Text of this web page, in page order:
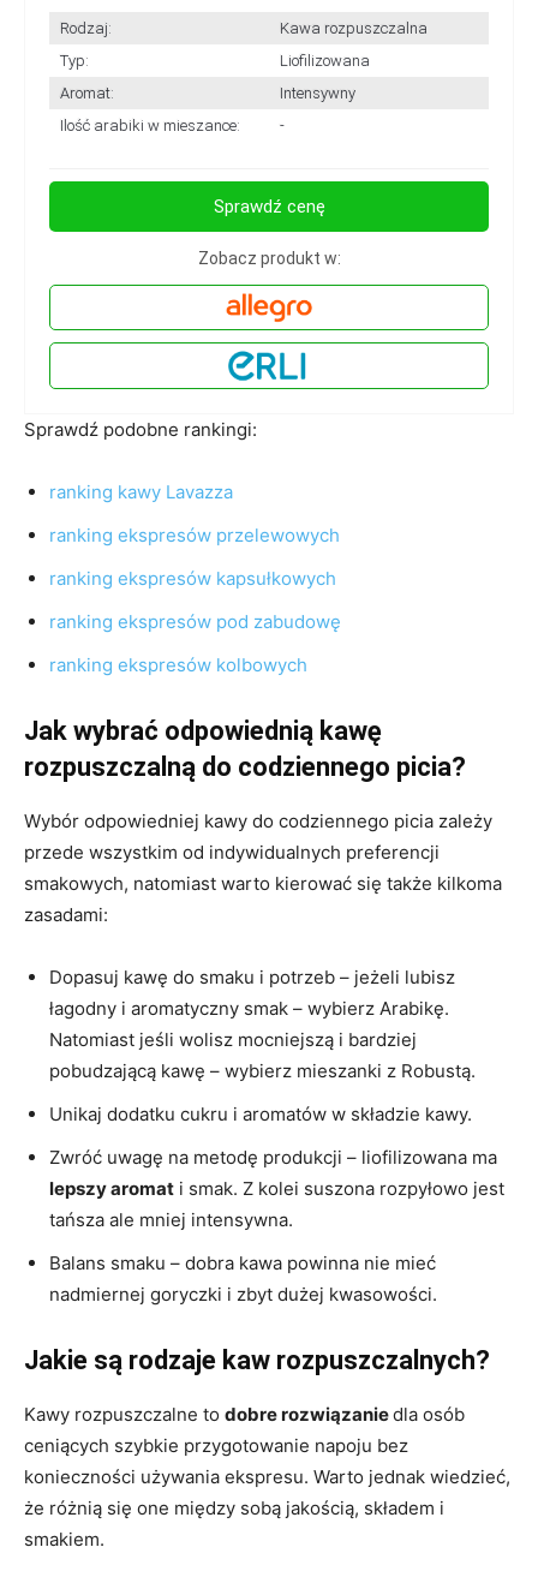
Rodzaj:
Kawa rozpuszczalna
Typ:
Liofilizowana
Aromat:
Intensywny
Ilość arabiki w mieszance:
-
Sprawdź cenę
Zobacz produkt w:
Sprawdź podobne rankingi:
ranking kawy Lavazza
ranking ekspresów przelewowych
ranking ekspresów kapsułkowych
ranking ekspresów pod zabudowę
ranking ekspresów kolbowych
Jak wybrać odpowiednią kawę
rozpuszczalną do codziennego picia?
Wybór odpowiedniej kawy do codziennego picia zależy
przede wszystkim od indywidualnych preferencji
smakowych, natomiast warto kierować się także kilkoma
zasadami:
Dopasuj kawę do smaku i potrzeb – jeżeli lubisz
łagodny i aromatyczny smak – wybierz Arabikę.
Natomiast jeśli wolisz mocniejszą i bardziej
pobudzającą kawę – wybierz mieszanki z Robustą.
Unikaj dodatku cukru i aromatów w składzie kawy.
Zwróć uwagę na metodę produkcji – liofilizowana ma
lepszy aromat i smak. Z kolei suszona rozpyłowo jest
tańsza ale mniej intensywna.
Balans smaku – dobra kawa powinna nie mieć
nadmiernej goryczki i zbyt dużej kwasowości.
Jakie są rodzaje kaw rozpuszczalnych?
Kawy rozpuszczalne to dobre rozwiązaniedla osób
ceniących szybkie przygotowanie napoju bez
konieczności używania ekspresu. Warto jednak wiedzieć,
że różnią się one między sobą jakością, składem i
smakiem.